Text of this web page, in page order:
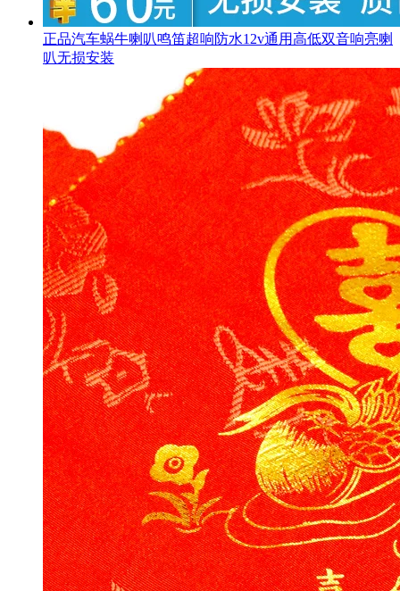
正品汽车蜗牛喇叭鸣笛超响防水12v通用高低双音响亮喇
叭无损安装